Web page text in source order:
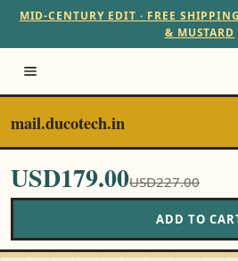
MID-CENTURY EDIT · FREE
& MUSTARD
mail.ducotech.in
USD179.00USD227.00
ADD TO